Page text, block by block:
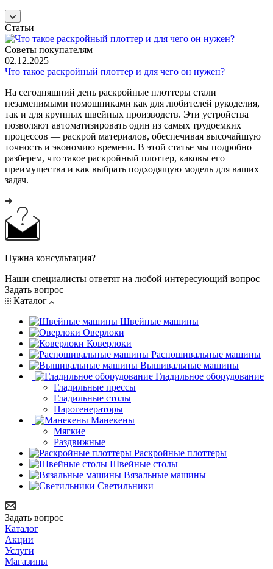
Статьи
Советы покупателям —
02.12.2025
Что такое раскройный плоттер и для чего он нужен?
На сегодняшний день раскройные плоттеры стали
незаменимыми помощниками как для любителей рукоделия,
так и для крупных швейных производств. Эти устройства
позволяют автоматизировать один из самых трудоемких
процессов — раскрой материалов, обеспечивая высочайшую
точность и экономию времени. В этой статье мы подробно
разберем, что такое раскройный плоттер, каковы его
преимущества и как выбрать подходящую модель для ваших
задач.
Нужна консультация?
Наши специалисты ответят на любой интересующий вопрос
Задать вопрос
Каталог
Швейные машины
Оверлоки
Коверлоки
Распошивальные машины
Вышивальные машины
Гладильное оборудование
Гладильные прессы
Гладильные столы
Парогенераторы
Манекены
Мягкие
Раздвижные
Раскройные плоттеры
Швейные столы
Вязальные машины
Светильники
Задать вопрос
Каталог
Акции
Услуги
Магазины